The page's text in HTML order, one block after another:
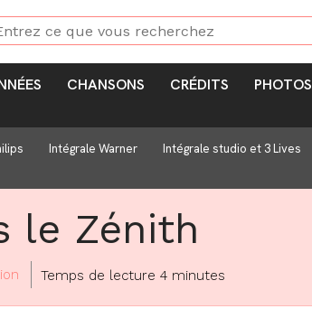
CHANSONS CRÉDITS PHOTOS
Intégrale Warner Intégrale studio et 3 Lives
le Zénith
Temps de lecture 4 minutes